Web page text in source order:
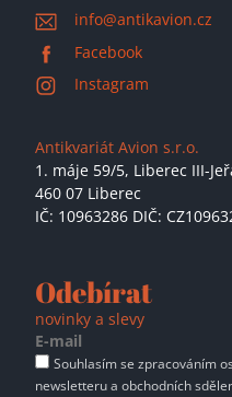
info@antikavion.cz
Facebook
Instagram
Antikvariát Avion s.r.o.
1. máje 59/5, Liberec III-
460 07 Liberec
IČ: 10963286 DIČ:
Odebírat
novinky a slevy
Souhlasím se zpracováním
newsletteru a obchodních